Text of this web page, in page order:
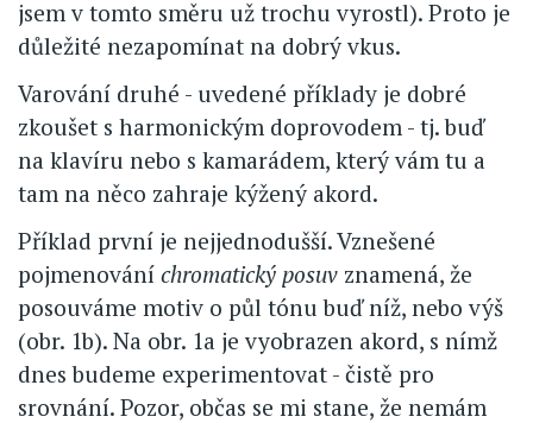
jsem v tomto směru už trochu vyrostl). Proto je
důležité nezapomínat na dobrý vkus.
Varování druhé - uvedené příklady je dobré
zkoušet s harmonickým doprovodem - tj. buď
na klavíru nebo s kamarádem, který vám tu a
tam na něco zahraje kýžený akord.
Příklad první je nejjednodušší. Vznešené
pojmenování chromatický posuv znamená, že
posouváme motiv o půl tónu buď níž, nebo výš
(obr. 1b). Na obr. 1a je vyobrazen akord, s nímž
dnes budeme experimentovat - čistě pro
srovnání. Pozor, občas se mi stane, že nemám